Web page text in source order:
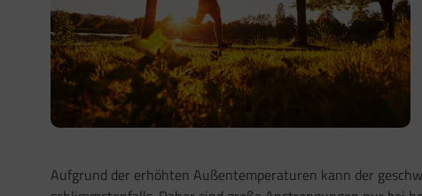
Aufgrund der erhöhten Außentemperaturen kann der